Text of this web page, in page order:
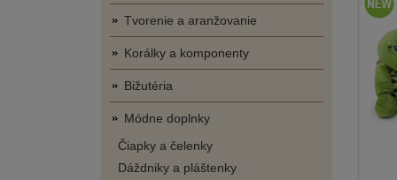
Tvorenie a aranžovanie
Korálky a komponenty
Bižutéria
Módne doplnky
Čiapky a čelenky
Dáždniky a pláštenky